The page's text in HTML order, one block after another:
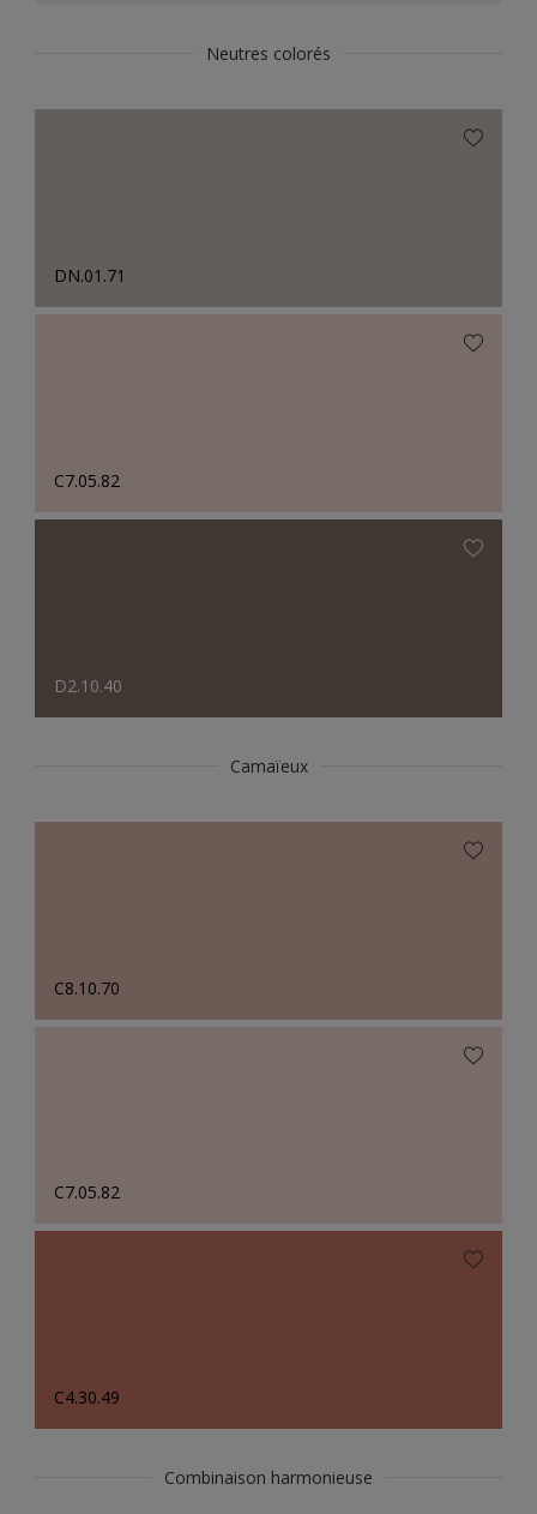
Neutres colorés
DN.01.71
C7.05.82
D2.10.40
Camaïeux
C8.10.70
C7.05.82
C4.30.49
Combinaison harmonieuse